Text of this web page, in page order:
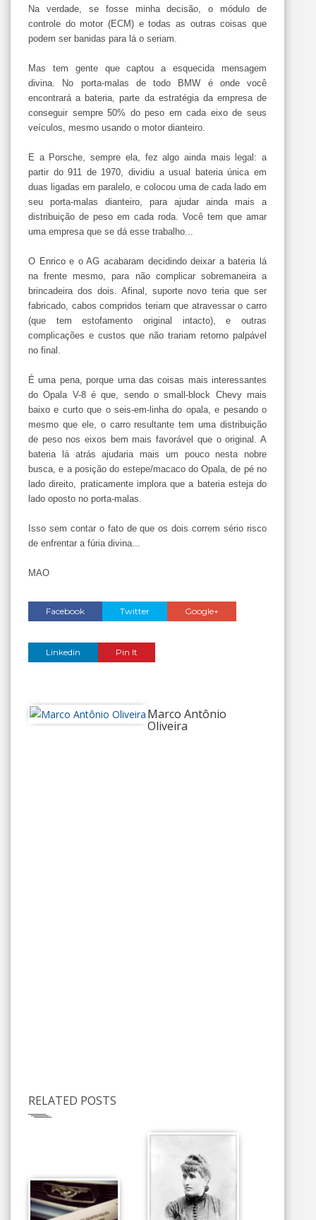
Na verdade, se fosse minha decisão, o módulo de
controle do motor (ECM) e todas as outras coisas que
podem ser banidas para lá o seriam.
Mas tem gente que captou a esquecida mensagem
divina. No porta-malas de todo BMW é onde você
encontrará a bateria, parte da estratégia da empresa de
conseguir sempre 50% do peso em cada eixo de seus
veículos, mesmo usando o motor dianteiro.
E a Porsche, sempre ela, fez algo ainda mais legal: a
partir do 911 de 1970, dividiu a usual bateria única em
duas ligadas em paralelo, e colocou uma de cada lado em
seu porta-malas dianteiro, para ajudar ainda mais a
distribuição de peso em cada roda. Você tem que amar
uma empresa que se dá esse trabalho...
O Enrico e o AG acabaram decidindo deixar a bateria lá
na frente mesmo, para não complicar sobremaneira a
brincadeira dos dois. Afinal, suporte novo teria que ser
fabricado, cabos compridos teriam que atravessar o carro
(que tem estofamento original intacto), e outras
complicações e custos que não trariam retorno palpável
no final.
É uma pena, porque uma das coisas mais interessantes
do Opala V-8 é que, sendo o small-block Chevy mais
baixo e curto que o seis-em-linha do opala, e pesando o
mesmo que ele, o carro resultante tem uma distribuição
de peso nos eixos bem mais favorável que o original. A
bateria lá atrás ajudaria mais um pouco nesta nobre
busca, e a posição do estepe/macaco do Opala, de pé no
lado direito, praticamente implora que a bateria esteja do
lado oposto no porta-malas.
Isso sem contar o fato de que os dois correm sério risco
de enfrentar a fúria divina...
MAO
Facebook Twitter Google+
Linkedin Pin It
Marco Antônio
Oliveira
RELATED POSTS